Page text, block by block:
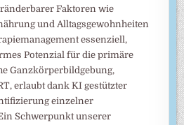
Faktoren wie
und Alltagsgewohnheiten
essenziell,
Potenzial für die primäre
Ganzkörperbildgebung,
erlaubt dank KI gestützter
einzelner
Schwerpunkt unserer